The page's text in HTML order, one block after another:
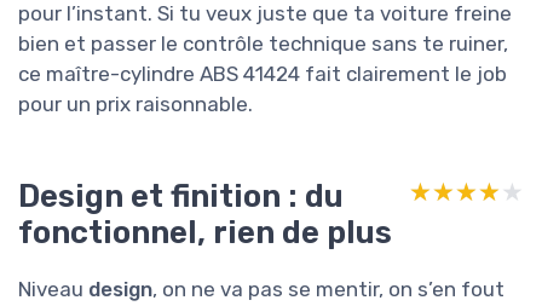
pour l’instant. Si tu veux juste que ta voiture freine
bien et passer le contrôle technique sans te ruiner,
ce maître-cylindre ABS 41424 fait clairement le job
pour un prix raisonnable.
Design et finition : du
fonctionnel, rien de plus
★★★★★
★★★★★
Niveau design, on ne va pas se mentir, on s’en fout